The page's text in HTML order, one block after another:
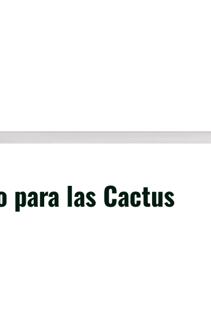
para las Cactus